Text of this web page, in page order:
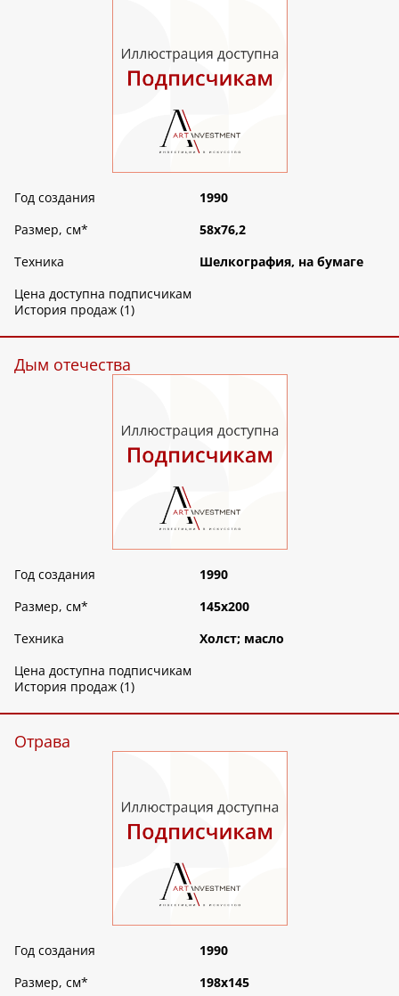
Год создания
1990
Размер, см*
58х76,2
Техника
Шелкография, на бумаге
Цена доступна подписчикам
История продаж (1)
Дым отечества
Год создания
1990
Размер, см*
145х200
Техника
Холст; масло
Цена доступна подписчикам
История продаж (1)
Отрава
Год создания
1990
Размер, см*
198х145